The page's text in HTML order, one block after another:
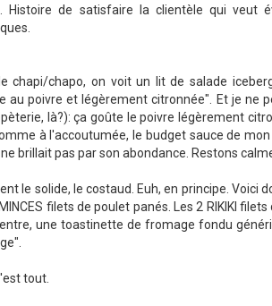
Histoire de satisfaire la clientèle qui veut
chapi/chapo, on voit un lit de salade
au poivre et légèrement citronnée". Et je ne
là?): ça goûte le poivre légèrement
à l'accoutumée, le budget sauce de
brillait pas par son abondance. Restons
le solide, le costaud. Euh, en principe. Voici
filets de poulet panés. Les 2 RIKIKI
une toastinette de fromage fondu
tout.